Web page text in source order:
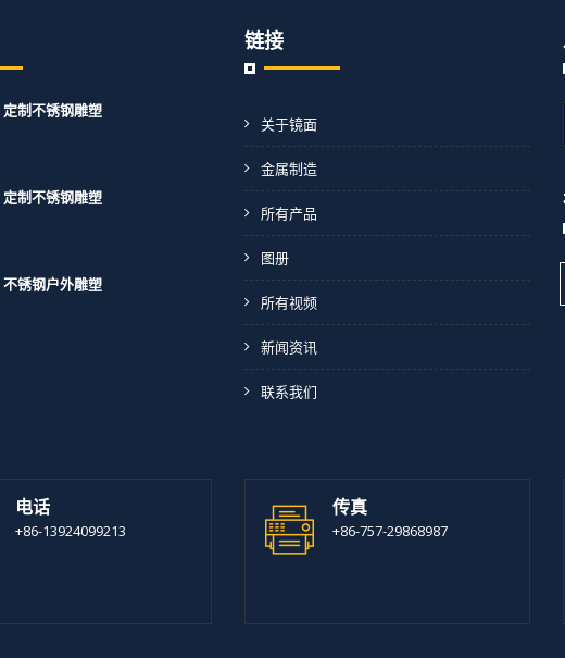
定制不锈钢雕塑
定制不锈钢雕塑
不锈钢户外雕塑
链接
关于镜面
金属制造
所有产品
图册
所有视频
新闻资讯
联系我们
电话
+86-13924099213
传真
+86-757-29868987